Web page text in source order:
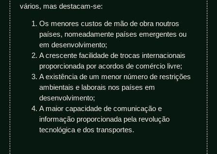
vários, mas destacam-se:
Os menores custos de mão de obra noutros
países, nomeadamente países emergentes ou
em desenvolvimento;
A crescente facilidade de trocas internacionais
proporcionada por acordos de comércio livre;
A existência de um menor número de restrições
ambientais e laborais nos países em
desenvolvimento;
A maior capacidade de comunicação e
informação proporcionada pela revolução
tecnológica e dos transportes.